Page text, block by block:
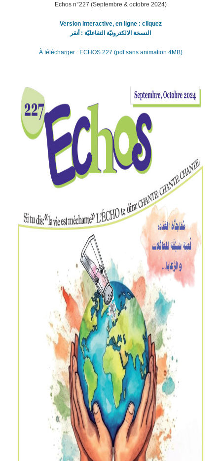
Echos n°227 (Septembre & octobre 2024)
Version interactive, en ligne : cliquez
النسخة الالكترونيّة التفاعليّة : أنقر
À télécharger : ECHOS 227 (pdf sans animation 4MB)